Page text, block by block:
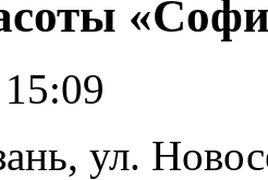
ул.